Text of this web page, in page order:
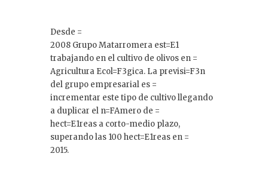
Desde =
2008 Grupo Matarromera est=E1
trabajando en el cultivo de olivos en =
Agricultura Ecol=F3gica. La previsi=F3n
del grupo empresarial es =
incrementar este tipo de cultivo llegando
a duplicar el n=FAmero de =
hect=E1reas a corto-medio plazo,
superando las 100 hect=E1reas en =
2015.